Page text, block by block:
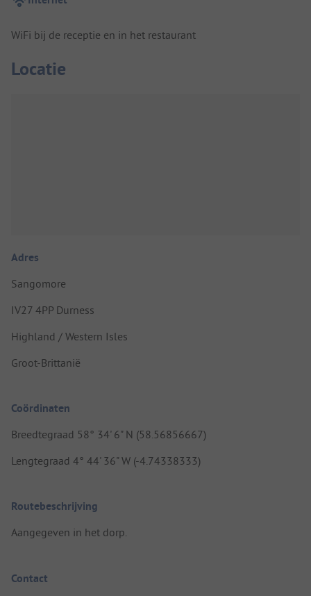
WiFi bij de receptie en in het restaurant
Locatie
Adres
Sangomore
IV27 4PP Durness
Highland / Western Isles
Groot-Brittanië
Coördinaten
Breedtegraad 58° 34' 6" N (58.56856667)
Lengtegraad 4° 44' 36" W (-4.74338333)
Routebeschrijving
Aangegeven in het dorp.
Contact